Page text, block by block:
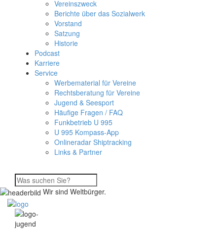
Vereinszweck
Berichte über das Sozialwerk
Vorstand
Satzung
Historie
Podcast
Karriere
Service
Werbematerial für Vereine
Rechtsberatung für Vereine
Jugend & Seesport
Häufige Fragen / FAQ
Funkbetrieb U 995
U 995 Kompass-App
Onlineradar Shiptracking
Links & Partner
Wir sind Weltbürger.